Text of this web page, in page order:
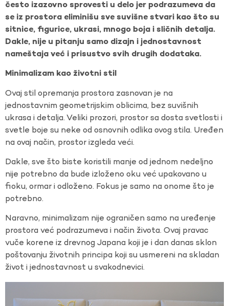
često izazovno sprovesti u delo jer podrazumeva da
se iz prostora eliminišu sve suvišne stvari kao što su
sitnice, figurice, ukrasi, mnogo boja i sličnih detalja.
Dakle, nije u pitanju samo dizajn i jednostavnost
nameštaja već i prisustvo svih drugih dodataka.
Minimalizam kao životni stil
Ovaj stil opremanja prostora zasnovan je na
jednostavnim geometrijskim oblicima, bez suvišnih
ukrasa i detalja. Veliki prozori, prostor sa dosta svetlosti i
svetle boje su neke od osnovnih odlika ovog stila. Uređen
na ovaj način, prostor izgleda veći.
Dakle, sve što biste koristili manje od jednom nedeljno
nije potrebno da bude izloženo oku već upakovano u
fioku, ormar i odloženo. Fokus je samo na onome što je
potrebno.
Naravno, minimalizam nije ograničen samo na uređenje
prostora već podrazumeva i način života. Ovaj pravac
vuče korene iz drevnog Japana koji je i dan danas sklon
poštovanju životnih principa koji su usmereni na skladan
život i jednostavnost u svakodnevici.